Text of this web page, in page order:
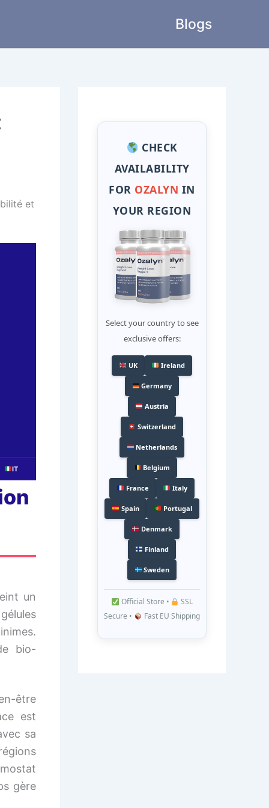
Blogs
et
IT
un
bio-
être
est
sa
gère
CHECK
AVAILABILITY
FOR OZALYN IN
YOUR REGION
Select your country to see
exclusive offers:
UK Ireland
Germany
Austria
Switzerland
Netherlands
Belgium
France Italy
Spain Portugal
Denmark
Finland
Sweden
Official Store •
SSL
Secure •
Fast EU Shipping